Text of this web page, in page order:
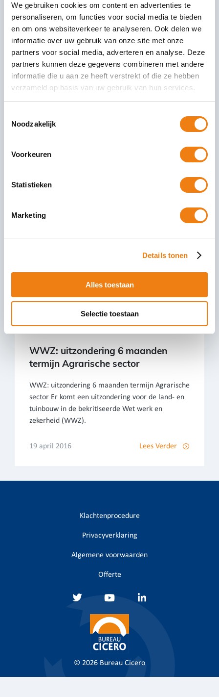
We gebruiken cookies om content en advertenties te
personaliseren, om functies voor social media te bieden
en om ons websiteverkeer te analyseren. Ook delen we
informatie over uw gebruik van onze site met onze
partners voor social media, adverteren en analyse. Deze
partners kunnen deze gegevens combineren met andere
informatie die u aan ze heeft verstrekt of die ze hebben
verzameld op basis van uw gebruik van hun services.
Noodzakelijk
Voorkeuren
Statistieken
Marketing
Details tonen
Alles toestaan
Selectie toestaan
Vanaf 2020 Ketenbepaling terug
van nu 2 naar 3 jaar (en 3
Op 1 juli 2015 is de ketenbepaling gewijzigd van 3
(WWZ). Werknemers hadden vanaf
26 juli 2018
WWZ: uitzondering 6 maanden
termijn Agrarische sector
WWZ: uitzondering 6 maanden termijn Agrarische
sector Er komt een uitzondering voor de land- en
tuinbouw in de bekritiseerde Wet werk en
zekerheid (WWZ).
19 april 2016 Lees Verder
© 2026 Bureau Cicero
Klachtenprocedure
Privacyverklaring
Algemene voorwaarden
Offerte